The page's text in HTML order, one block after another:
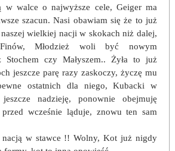
w walce o najwyższe cele, Geiger ma
szacun. Nasi obawiam się że to już
wielkiej nacji w skokach niż dalej,
Młodzież woli być nowym
Stochem czy Małyszem.. Żyła to już
jeszcze parę razy zaskoczy, życzę mu
ostatnich dla niego, Kubacki w
nadzieję, ponownie obejmuję
wcześnie ląduje, znowu ten sam
nacją w stawce !! Wolny, Kot już nigdy